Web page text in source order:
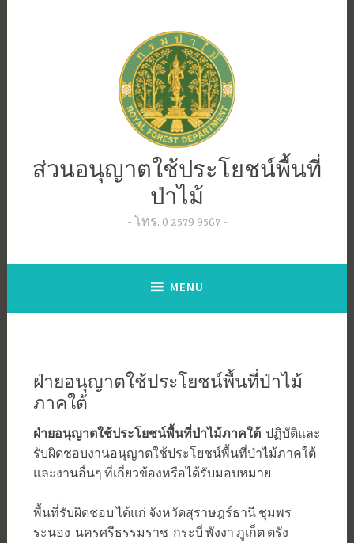
ส่วนอนุญาตใช้ประโยชน์พื้นที่
ป่าไม้
โทร. 0 2579 9567
MENU
ฝ่ายอนุญาตใช้ประโยชน์พื้นที่ป่าไม้
ภาคใต้
ฝ่ายอนุญาตใช้ประโยชน์พื้นที่ป่าไม้ภาคใต้ปฏิบัติและ
รับผิดชอบงานอนุญาตใช้ประโยชน์พื้นที่ป่าไม้ภาคใต้
และงานอื่นๆ ที่เกี่ยวข้องหรือได้รับมอบหมาย
พื้นที่รับผิดชอบ ได้แก่ จังหวัดสุราษฎร์ธานี ชุมพร
ระนอง นครศรีธรรมราช กระบี่ พังงา ภูเก็ต ตรัง